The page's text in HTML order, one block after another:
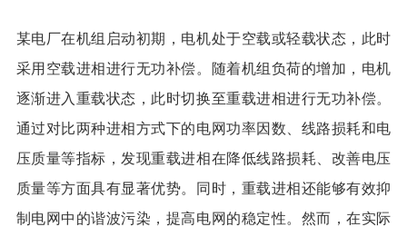
某电厂在机组启动初期，电机处于空载或轻载状态，此时
采用空载进相进行无功补偿。随着机组负荷的增加，电机
逐渐进入重载状态，此时切换至重载进相进行无功补偿。
通过对比两种进相方式下的电网功率因数、线路损耗和电
压质量等指标，发现重载进相在降低线路损耗、改善电压
质量等方面具有显著优势。同时，重载进相还能够有效抑
制电网中的谐波污染，提高电网的稳定性。然而，在实际